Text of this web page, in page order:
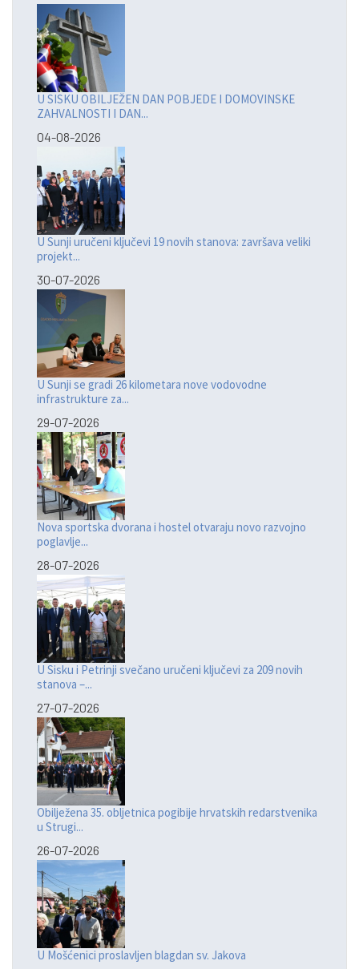
U SISKU OBILJEŽEN DAN POBJEDE I DOMOVINSKE
ZAHVALNOSTI I DAN...
04-08-2026
U Sunji uručeni ključevi 19 novih stanova: završava veliki
projekt...
30-07-2026
U Sunji se gradi 26 kilometara nove vodovodne
infrastrukture za...
29-07-2026
Nova sportska dvorana i hostel otvaraju novo razvojno
poglavlje...
28-07-2026
U Sisku i Petrinji svečano uručeni ključevi za 209 novih
stanova –...
27-07-2026
Obilježena 35. obljetnica pogibije hrvatskih redarstvenika
u Strugi...
26-07-2026
U Mošćenici proslavljen blagdan sv. Jakova